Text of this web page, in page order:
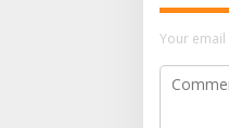
Your